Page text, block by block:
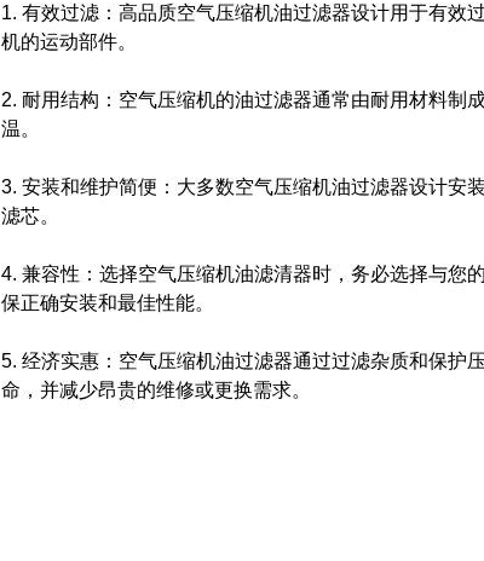
1. 有效过滤：高品质空气压缩机油过滤器设计用于有效
机的运动部件。
2. 耐用结构：空气压缩机的油过滤器通常由耐用材料制
温。
3. 安装和维护简便：大多数空气压缩机油过滤器设计安
滤芯。
4. 兼容性：选择空气压缩机油滤清器时，务必选择与您
保正确安装和最佳性能。
5. 经济实惠：空气压缩机油过滤器通过过滤杂质和保护
命，并减少昂贵的维修或更换需求。